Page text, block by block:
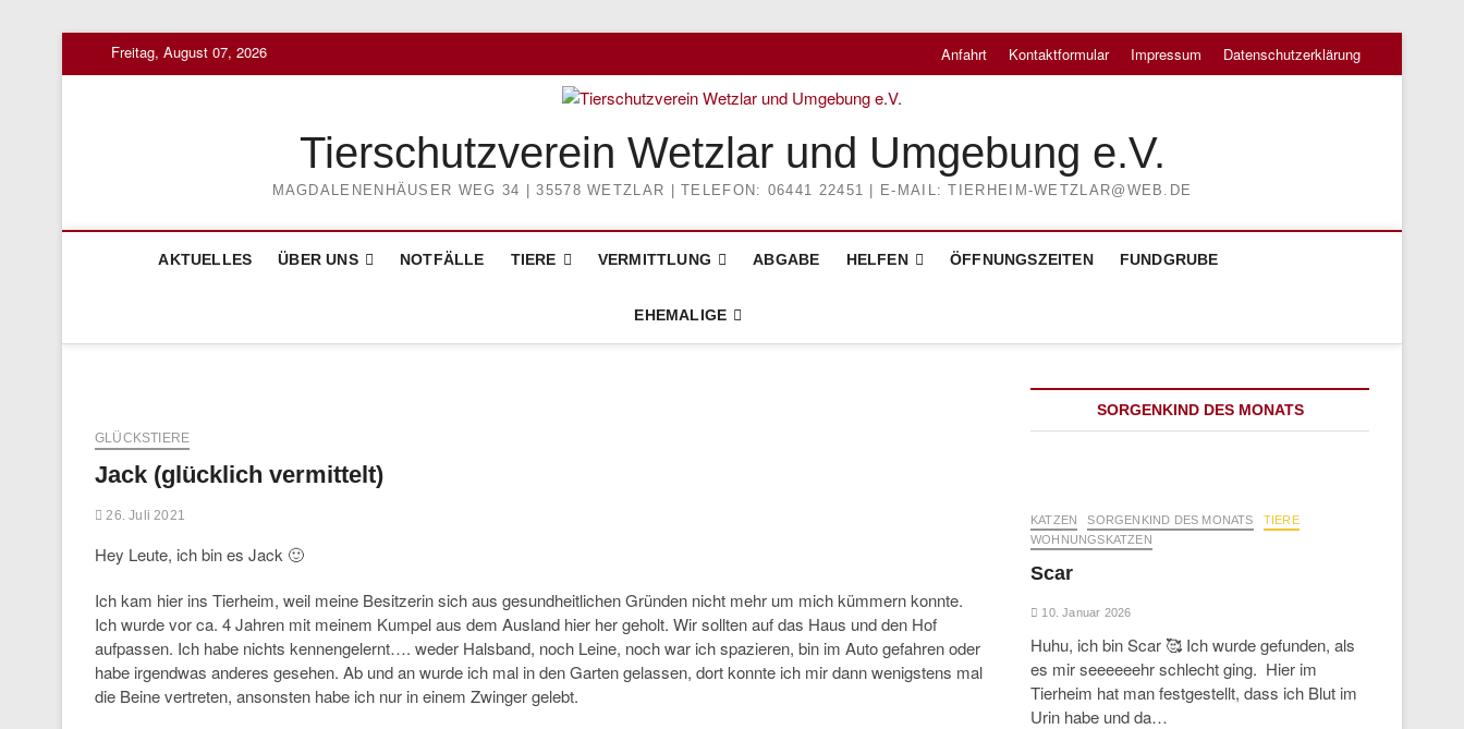
Freitag, August 07, 2026 Anfahrt Kontaktformular Impressum Datenschutzerklärung
Tierschutzverein Wetzlar und Umgebung e.V.
MAGDALENENHÄUSER WEG 34 | 35578 WETZLAR | TELEFON: 06441 22451 | E-MAIL: TIERHEIM-WETZLAR@WEB.DE
AKTUELLES ÜBER UNS NOTFÄLLE TIERE VERMITTLUNG ABGABE HELFEN ÖFFNUNGSZEITEN FUNDGRUBE
EHEMALIGE
GLÜCKSTIERE
Jack (glücklich vermittelt)
26. Juli 2021
Hey Leute, ich bin es Jack 🙂
Ich kam hier ins Tierheim, weil meine Besitzerin sich aus gesundheitlichen Gründen nicht mehr um mich kümmern konnte.
Ich wurde vor ca. 4 Jahren mit meinem Kumpel aus dem Ausland hier her geholt. Wir sollten auf das Haus und den Hof
aufpassen. Ich habe nichts kennengelernt…. weder Halsband, noch Leine, noch war ich spazieren, bin im Auto gefahren oder
habe irgendwas anderes gesehen. Ab und an wurde ich mal in den Garten gelassen, dort konnte ich mir dann wenigstens mal
die Beine vertreten, ansonsten habe ich nur in einem Zwinger gelebt.
SORGENKIND DES MONATS
KATZEN SORGENKIND DES MONATS
TIERE
WOHNUNGSKATZEN
Scar
10. Januar 2026
Huhu, ich bin Scar 🥰 Ich wurde gefunden, als
es mir seeeeeehr schlecht ging. Hier im
Tierheim hat man festgestellt, dass ich Blut im
Urin habe und da…